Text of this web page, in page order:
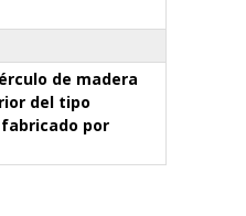
de madera
del tipo
por